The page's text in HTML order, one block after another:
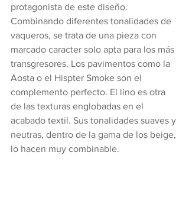
protagonista de este diseño.
Combinando diferentes tonalidades de
vaqueros, se trata de una pieza con
marcado caracter solo apta para los más
transgresores. Los pavimentos como la
Aosta o el Hispter Smoke son el
complemento perfecto. El lino es otra
de las texturas englobadas en el
acabado textil. Sus tonalidades suaves y
neutras, dentro de la gama de los beige,
lo hacen muy combinable.